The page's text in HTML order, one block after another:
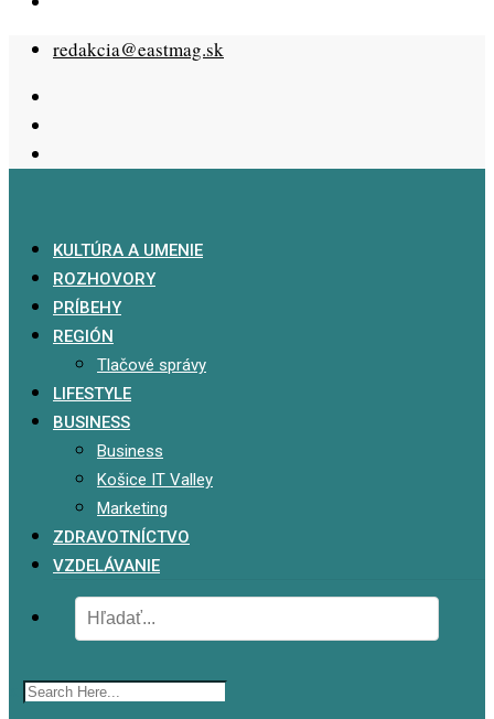
Skip
content
redakcia@eastmag.sk
KULTÚRA A UMENIE
ROZHOVORY
PRÍBEHY
REGIÓN
Tlačové správy
LIFESTYLE
BUSINESS
Business
Košice IT Valley
Marketing
ZDRAVOTNÍCTVO
VZDELÁVANIE